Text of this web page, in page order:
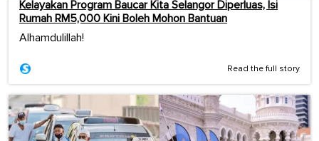
Kelayakan Program Baucar Kita Selangor Diperluas, Isi
Rumah RM5,000 Kini Boleh Mohon Bantuan
Alhamdulillah!
Read the full story